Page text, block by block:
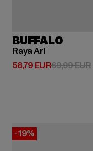
BUFFALO
Raya Ari
58,79 EUR
Derzeitiger Preis:69,99 EUR
-19%